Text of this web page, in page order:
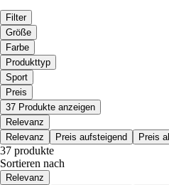
Filter
Größe
Farbe
Produkttyp
Sport
Preis
37 Produkte anzeigen
Relevanz
Relevanz
Preis aufsteigend Preis
37 produkte
Sortieren nach
Relevanz